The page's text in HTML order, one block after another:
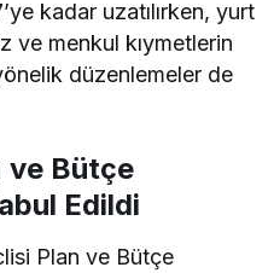
kadar uzatılırken, yurt
ve menkul kıymetlerin
düzenlemeler de
ve Bütçe
Edildi
Plan ve Bütçe